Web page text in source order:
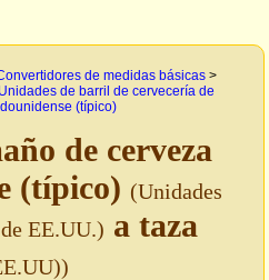
de medidas básicas >
Unidades de barril de cervecería de
(típico)
de cerveza
(típico) (Unidades
EE.UU.) a taza